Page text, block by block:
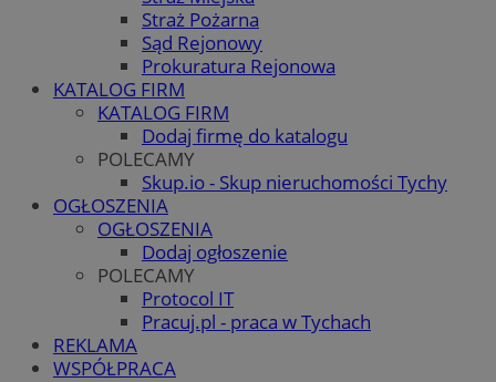
Straż Pożarna
Sąd Rejonowy
Prokuratura Rejonowa
KATALOG FIRM
KATALOG FIRM
Dodaj firmę do katalogu
POLECAMY
Skup.io - Skup nieruchomości Tychy
OGŁOSZENIA
OGŁOSZENIA
Dodaj ogłoszenie
POLECAMY
Protocol IT
Pracuj.pl - praca w Tychach
REKLAMA
WSPÓŁPRACA